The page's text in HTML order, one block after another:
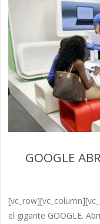
GOOGLE
el gigante GOOGLE.